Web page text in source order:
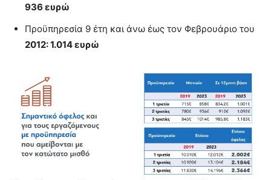
936 ευρώ
Προϋπηρεσία 9 έτη και άνω έως τον Φεβρουάριο του
2012: 1.014 ευρώ